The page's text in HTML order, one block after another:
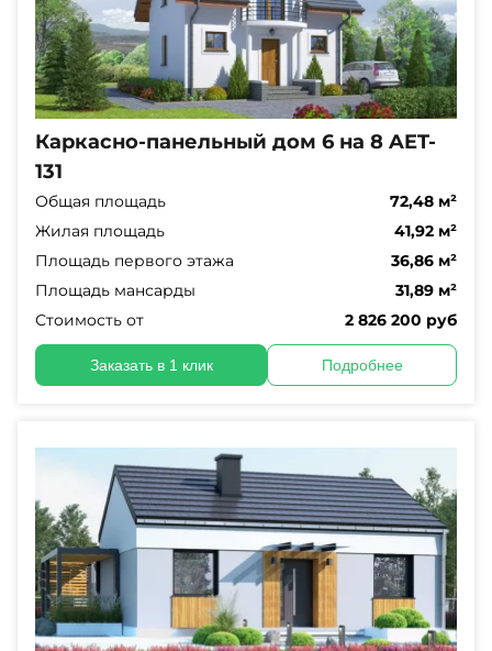
Каркасно-панельный дом 6 на 8 AET-
131
Общая площадь
72,48 м²
Жилая площадь
41,92 м²
Площадь первого этажа
36,86 м²
Площадь мансарды
31,89 м²
Стоимость от
2 826 200 руб
Заказать в 1 клик Подробнее